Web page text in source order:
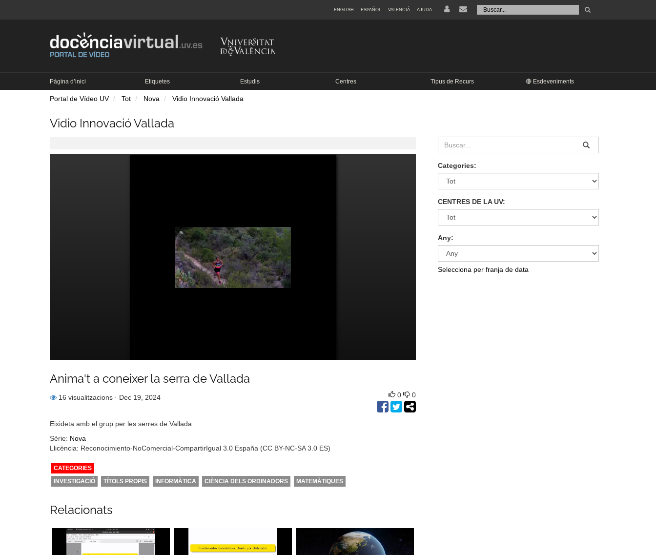
Buscar
Tramet
ENGLISH ESPAÑOL VALENCIÀ AJUDA
Pàgina d’inici Etiquetes Estudis Centres Tipus de Recurs 🔴 Esdeveniments
Portal de Vídeo UV Tot Nova Vidio Innovació Vallada
Vidio Innovació Vallada
Anima't a coneixer la serra de Vallada
16 visualitzacions · Dec 19, 2024 0 0
Eixideta amb el grup per les serres de Vallada
Sèrie: Nova
Llicència: Reconocimiento-NoComercial-CompartirIgual 3.0 España (CC BY-NC-SA 3.0 ES)
CATEGORIES
INVESTIGACIÓ
TÍTOLS PROPIS INFORMÀTICA CIÈNCIA DELS ORDINADORS MATEMÀTIQUES
Relacionats
Categories:
CENTRES DE LA UV:
Any:
Selecciona per franja de data